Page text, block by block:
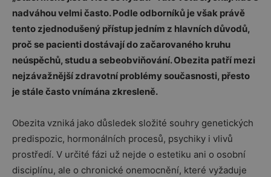
nadváhou velmi často. Podle odborníků je však právě
tento zjednodušený přístup jedním z hlavních důvodů,
proč se pacienti dostávají do začarovaného kruhu
neúspěchů, studu a sebeobviňování. Obezita patří mezi
nejzávažnější zdravotní problémy současnosti, přesto
je stále často vnímána zkresleně.
Obezita vzniká jako důsledek složité souhry genetických
predispozic, hormonálních procesů, psychiky i vlivů
prostředí. V určité fázi už nejde o estetiku ani o osobní
disciplínu, ale o chronické onemocnění, které vyžaduje